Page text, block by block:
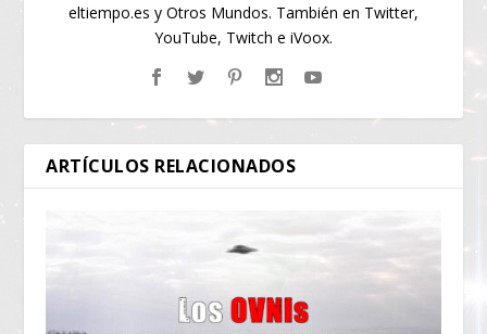
eltiempo.es y Otros Mundos. También en Twitter,
YouTube, Twitch e iVoox.
ARTÍCULOS RELACIONADOS